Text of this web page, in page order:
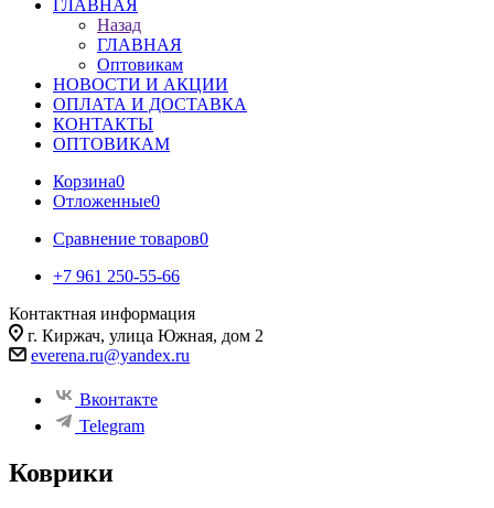
ГЛАВНАЯ
Назад
ГЛАВНАЯ
Оптовикам
НОВОСТИ И АКЦИИ
ОПЛАТА И ДОСТАВКА
КОНТАКТЫ
ОПТОВИКАМ
Корзина0
Отложенные0
Сравнение товаров0
+7 961 250-55-66
Контактная информация
г. Киржач, улица Южная, дом 2
everena.ru@yandex.ru
Вконтакте
Telegram
Коврики